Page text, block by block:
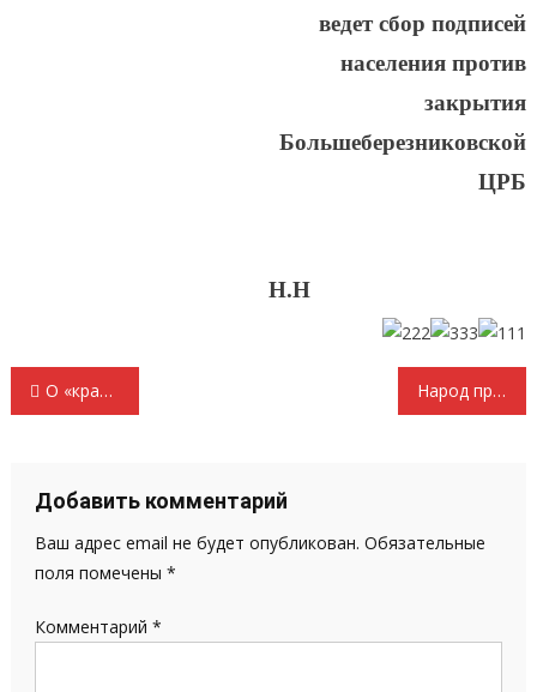
ведет сбор подписей
населения против
закрытия
Большеберезниковской
ЦРБ
Н.Н
Навигация
записям
О «красном ттерроре» на ТВЦ и «белых героях» Народ против закрытия больницы
Добавить комментарий
Ваш адрес email не будет опубликован. Обязательные
поля помечены *
Комментарий *